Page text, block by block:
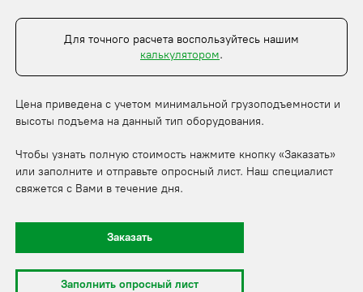
Для точного расчета воспользуйтесь нашим
калькулятором.
Цена приведена с учетом минимальной грузоподъемности и
высоты подъема на данный тип оборудования.
Чтобы узнать полную стоимость нажмите кнопку «Заказать»
или заполните и отправьте опросный лист. Наш специалист
свяжется с Вами в течение дня.
Заказать
Заполнить опросный лист